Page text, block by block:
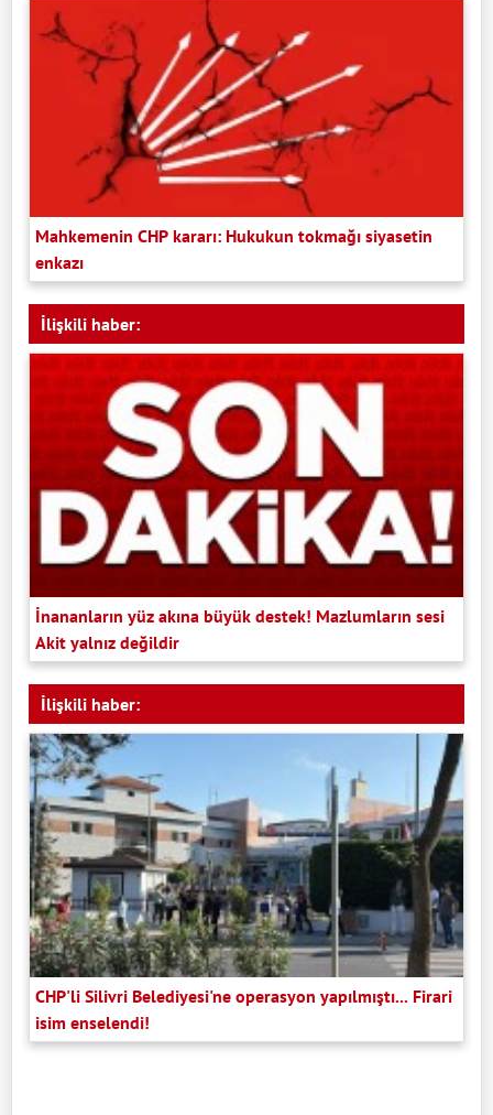
Mahkemenin CHP kararı: Hukukun tokmağı siyasetin
enkazı
İlişkili haber:
İnananların yüz akına büyük destek! Mazlumların sesi
Akit yalnız değildir
İlişkili haber:
CHP'li Silivri Belediyesi'ne operasyon yapılmıştı... Firari
isim enselendi!